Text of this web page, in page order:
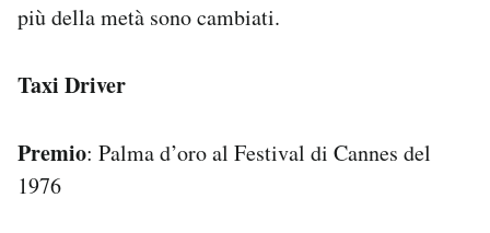
più della metà sono cambiati.
Taxi Driver
Premio: Palma d’oro al Festival di Cannes del
1976